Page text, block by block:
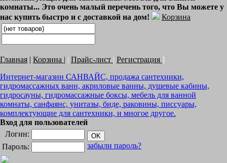
комнаты... Это очень малый перечень того, что Вы можете у
нас купить быстро и с доставкой на дом!
Корзина
Главная | Корзина | | Прайс-лист | Регистрация ]
Интернет-магазин САНВАЙС, продажа сантехники,
гидромассажных ванн, акриловые ванны, душевые кабины,
гидросауны, гидромассажные боксы, мебель для ванной
комнаты, санфаянс, унитазы, биде, раковины, писсуары,
комплектующие для сантехники, и многое другое.
Вход для пользователей
Логин:
Пароль:
забыли пароль?